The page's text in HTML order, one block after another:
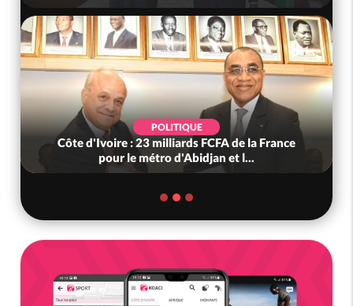
POLITIQUE
Côte d'Ivoire : 23 milliards FCFA de la France
pour le métro d'Abidjan et l...